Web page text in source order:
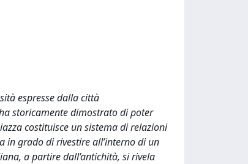
espresse dalla città
storicamente dimostrato di poter
costituisce un sistema di relazioni
in grado di rivestire all’interno di un
a partire dall’antichità, si rivela